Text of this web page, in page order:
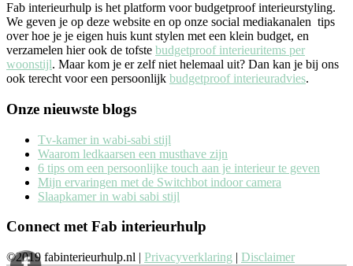
Fab interieurhulp is het platform voor budgetproof interieurstyling.
We geven je op deze website en op onze social mediakanalen tips
over hoe je je eigen huis kunt stylen met een klein budget, en
verzamelen hier ook de tofste budgetproof interieuritems per
woonstijl. Maar kom je er zelf niet helemaal uit? Dan kan je bij ons
ook terecht voor een persoonlijk budgetproof interieuradvies.
Onze nieuwste blogs
Tv-kamer in wabi-sabi stijl
Waarom ledkaarsen een musthave zijn
6 tips om een persoonlijke touch aan je interieur te geven
Mijn ervaringen met de Switchbot indoor camera
Slaapkamer in wabi sabi stijl
Connect met Fab interieurhulp
©2019 fabinterieurhulp.nl | Privacyverklaring | Disclaimer